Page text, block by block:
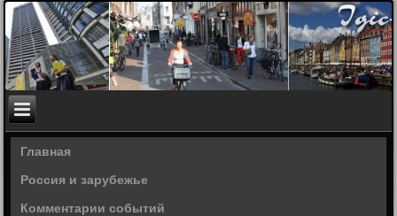
Главная
Россия и зарубежье
Комментарии событий